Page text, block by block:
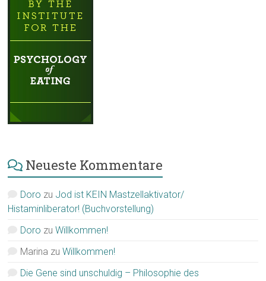
Neueste Kommentare
Doro zu Jod ist KEIN Mastzellaktivator/
Histaminliberator! (Buchvorstellung)
Doro zuWillkommen!
Marina zuWillkommen!
Die Gene sind unschuldig – Philosophie des